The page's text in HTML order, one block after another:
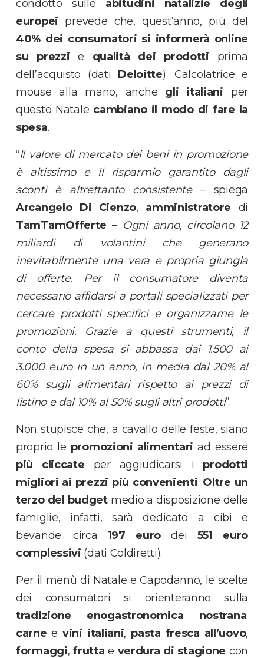
condotto sulle abitudini natalizie degli
europei prevede che, quest’anno, più del
40% dei consumatori si informerà online
su prezzie qualità dei prodotti prima
dell’acquisto (dati Deloitte). Calcolatrice e
mouse alla mano, anche gli italiani per
questo Natale cambiano il modo di fare la
spesa.
“Il valore di mercato dei beni in promozione
è altissimo
e il risparmio garantito dagli
sconti è altrettanto consistente– spiega
Arcangelo Di Cienzo, amministratore di
TamTamOfferte – Ogni anno, circolano 12
miliardi di volantini che generano
inevitabilmente una vera e propria giungla
di offerte. Per il consumatore diventa
necessario affidarsi a portali specializzati per
cercare prodotti specifici e organizzarne le
promozioni. Grazie a questi strumenti, il
conto della spesa si abbassa dai 1.500 ai
3.000 euro in un anno, in media dal 20% al
60% sugli alimentari rispetto ai prezzi di
listino e dal 10% al 50% sugli altri prodotti”.
Non stupisce che, a cavallo delle feste, siano
proprio le promozioni alimentari ad essere
più cliccate per aggiudicarsi i prodotti
migliori ai prezzi più convenienti. Oltre un
terzo del budgetmedio a disposizione delle
famiglie, infatti, sarà dedicato a cibi e
bevande: circa 197 euro dei 551 euro
complessivi (dati Coldiretti).
Per il menù di Natale e Capodanno, le scelte
dei consumatori si orienteranno sulla
tradizione enogastronomica nostrana:
carne evini italiani, pasta fresca all’uovo,
formaggi,fruttae verdura di stagione con